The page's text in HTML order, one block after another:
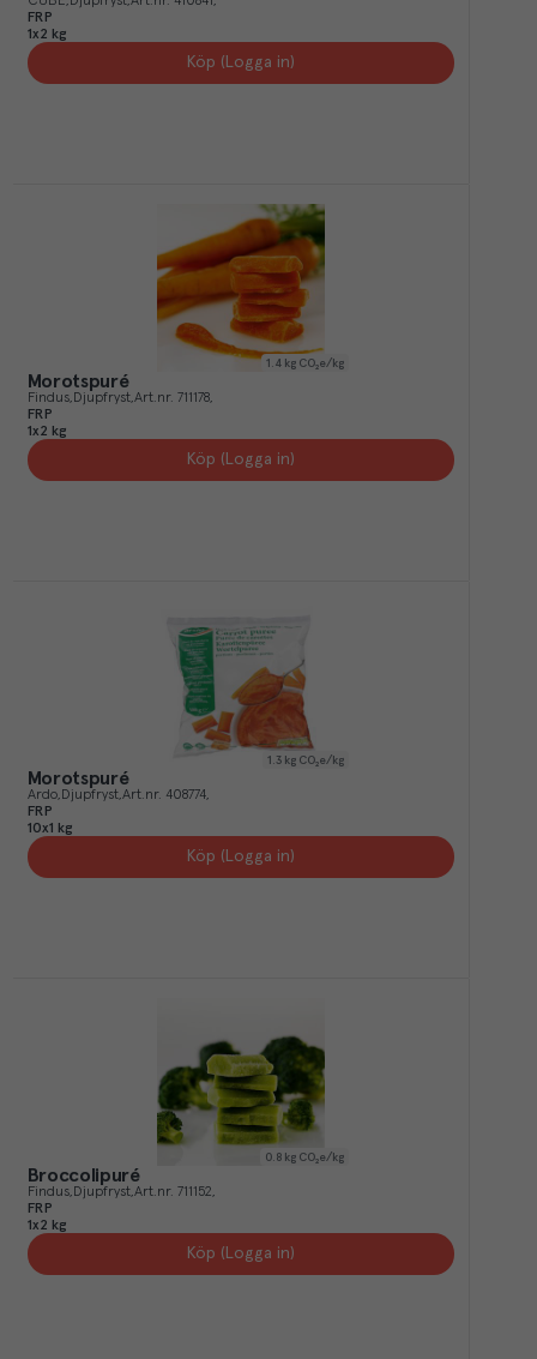
FRP
1x2 kg
Köp (Logga in)
1.4 kg CO₂e/kg
Morotspuré
Findus Djupfryst Art.nr. 711178
FRP
1x2 kg
Köp (Logga in)
1.3 kg CO₂e/kg
Morotspuré
Ardo Djupfryst Art.nr. 408774
FRP
10x1 kg
Köp (Logga in)
0.8 kg CO₂e/kg
Broccolipuré
Findus Djupfryst Art.nr. 711152
FRP
1x2 kg
Köp (Logga in)